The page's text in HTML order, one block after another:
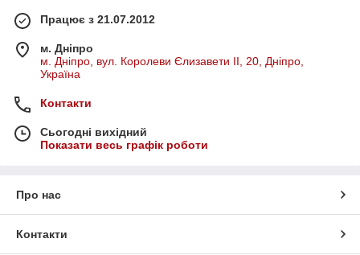
Працює з 21.07.2012
м. Дніпро
м. Дніпро, вул. Королеви Єлизавети ІІ, 20, Дніпро,
Україна
Контакти
Сьогодні вихідний
Показати весь графік роботи
Про нас
Контакти